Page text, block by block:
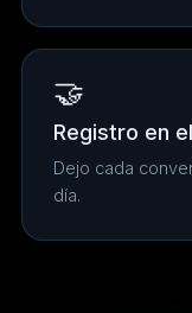
🤝
Registro en
Dejo cada
día.